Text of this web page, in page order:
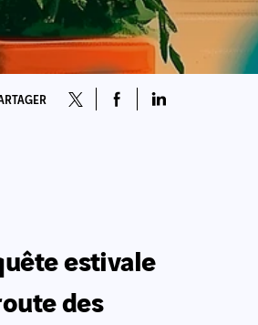
estivale
des